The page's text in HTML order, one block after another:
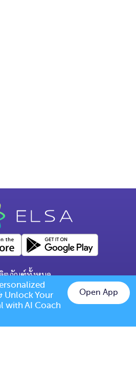
ตภัณฑ์ทั้งหมด
คำถามทั่วไป
รเปลี่ยนแปลง/ยกเลิก
: (+66) 020385810
Chat on LINE
Unlock Your
with AI Coach
Open App